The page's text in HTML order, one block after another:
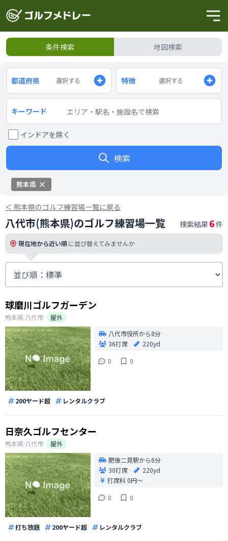
条件検索 地図検索
都道府県 選択する 特徴 選択する
キーワード
インドアを除く
検索
熊本県
＜ 熊本県のゴルフ練習場一覧に戻る
八代市(熊本県)のゴルフ練習場一覧 検索結果 6件
現在地から近い順に並び替えてみませんか
球磨川ゴルフガーデン
熊本県 八代市
屋外
八代市役所から8分
36打席
220yd
0
0
200ヤード超 レンタルクラブ
日奈久ゴルフセンター
熊本県 八代市
屋外
肥後二見駅から6分
30打席
220yd
打席料0円〜
0
0
打ち放題 200ヤード超 レンタルクラブ